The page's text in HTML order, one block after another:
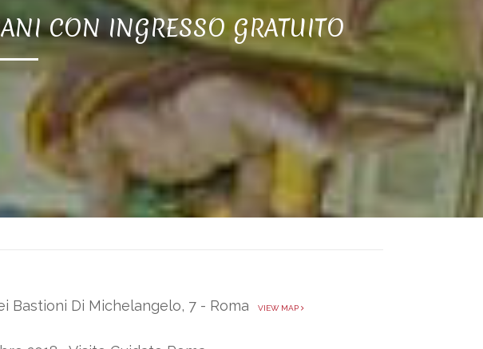
CON INGRESSO GRATUITO
Bastioni Di Michelangelo, 7 - Roma VIEW MAP